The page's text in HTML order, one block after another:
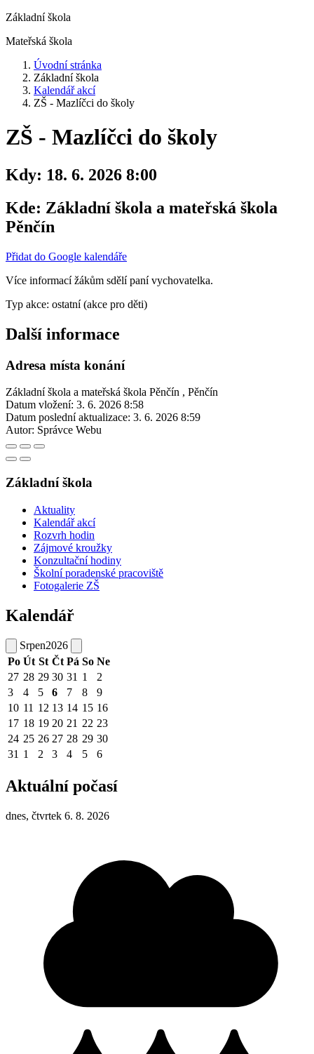
Základní škola
Mateřská škola
Úvodní stránka
Základní škola
Kalendář akcí
ZŠ - Mazlíčci do školy
ZŠ - Mazlíčci do školy
Kdy: 18. 6. 2026 8:00
Kde: Základní škola a mateřská škola
Pěnčín ​​
Přidat do Google kalendáře
Více informací žákům sdělí paní vychovatelka.
Typ akce: ostatní (akce pro děti)
Další informace
Adresa místa konání
Základní škola a mateřská škola Pěnčín ​​, Pěnčín
Datum vložení: 3. 6. 2026 8:58
Datum poslední aktualizace: 3. 6. 2026 8:59
Autor: Správce Webu
Základní škola
Aktuality
Kalendář akcí
Rozvrh hodin
Zájmové kroužky
Konzultační hodiny
Školní poradenské pracoviště
Fotogalerie ZŠ
Kalendář
Srpen2026
Po Út St Čt Pá So Ne
27 28 29 30 31 1
2
3
4 5 6 7 8
9
10 11 12 13 14 15 16
17 18 19 20 21 22 23
24 25 26 27 28 29 30
31 1 2 3 4 5 6
Aktuální počasí
dnes, čtvrtek 6. 8. 2026